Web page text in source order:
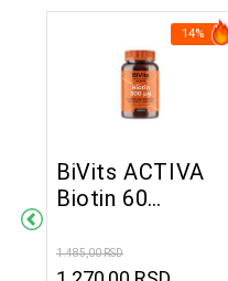
14%
BiVits ACTIVA
Biotin 60
1.485,00 RSD